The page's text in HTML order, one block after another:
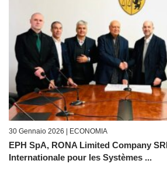
30 Gennaio 2026 | ECONOMIA
EPH SpA, RONA Limited Company
Internationale pour les Systèmes ...